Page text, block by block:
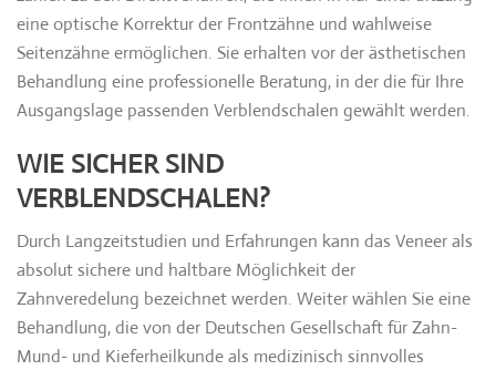
eine optische Korrektur der Frontzähne und wahlweise
Seitenzähne ermöglichen. Sie erhalten vor der ästhetischen
Behandlung eine professionelle Beratung, in der die für Ihre
Ausgangslage passenden Verblendschalen gewählt werden.
WIE SICHER SIND
VERBLENDSCHALEN?
Durch Langzeitstudien und Erfahrungen kann das Veneer als
absolut sichere und haltbare Möglichkeit der
Zahnveredelung bezeichnet werden. Weiter wählen Sie eine
Behandlung, die von der Deutschen Gesellschaft für Zahn-
Mund- und Kieferheilkunde als medizinisch sinnvolles